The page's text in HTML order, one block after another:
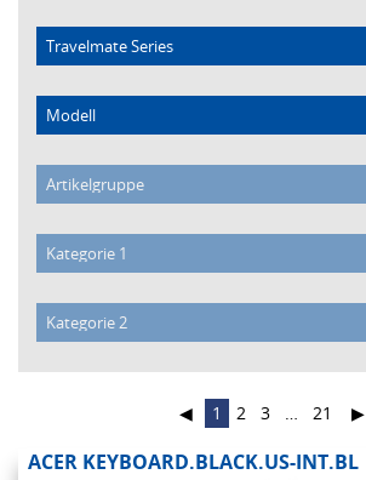
◀ 1 2 3 … 21 ▶
ACER KEYBOARD.BLACK.US-INT.BL